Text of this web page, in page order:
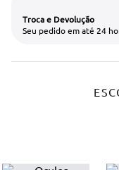
Troca e Devolução
Seu pedido em até 24